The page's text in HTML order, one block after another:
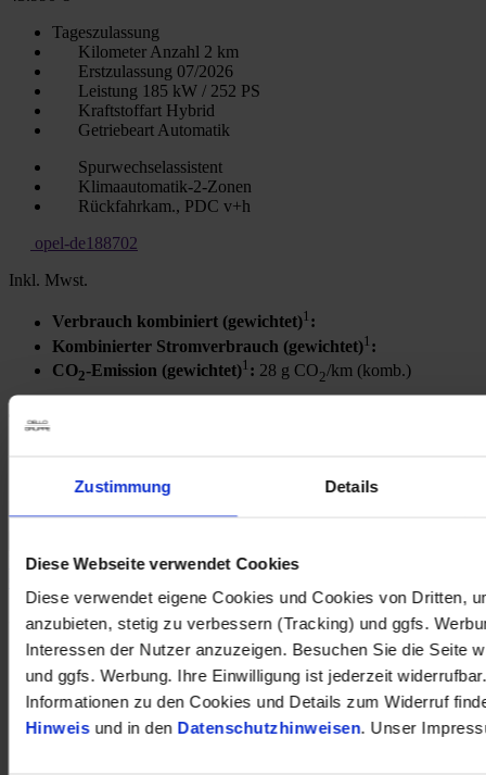
Zustimmung Details
Diese Webseite verwendet Cookies
Diese verwendet eigene Cookies und Cookies von Dritten,
anzubieten, stetig zu verbessern (Tracking) und ggfs.
Interessen der Nutzer anzuzeigen. Besuchen Sie die Seite
und ggfs. Werbung. Ihre Einwilligung ist jederzeit
Informationen zu den Cookies und Details zum Widerruf
Hinweisund in den Datenschutzhinweisen. Unser
Tageszulassung
Kilometer Anzahl 2 km
Erstzulassung 07/2026
Leistung 185 kW / 252 PS
Kraftstoffart Hybrid
Getriebeart Automatik
Spurwechselassistent
Klimaautomatik-2-Zonen
Rückfahrkam., PDC v+h
opel-de188702
Inkl. Mwst.
Verbrauch kombiniert (gewichtet)1 :
Kombinierter Stromverbrauch (gewichtet)1 :
CO2-Emission (gewichtet)1 : 28 g CO2/km (komb.)
CO -Emission (kombiniert nach WLTP)1:157 g CO
Kia Sportage Vision 1.6T 2WD DCT Navi LED ACC Apple
37.490 €
Neuwagen
Kilometer Anzahl0 km
Erstzulassung
Leistung110 kW / 150 PS
KraftstoffartBenzin